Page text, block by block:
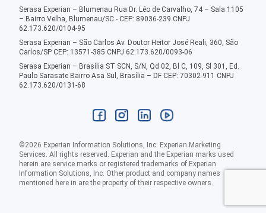
Serasa Experian – Blumenau Rua Dr. Léo de Carvalho, 74 – Sala 1105
– Bairro Velha, Blumenau/SC - CEP: 89036-239 CNPJ
62.173.620/0104-95
Serasa Experian – São Carlos Av. Doutor Heitor José Reali, 360, São
Carlos/SP CEP: 13571-385 CNPJ 62.173.620/0093-06
Serasa Experian – Brasília ST SCN, S/N, Qd 02, Bl C, 109, Sl 301, Ed.
Paulo Sarasate Bairro Asa Sul, Brasília – DF CEP: 70302-911 CNPJ
62.173.620/0131-68
©2026 Experian Information Solutions, Inc. Experian Marketing
Services. All rights reserved. Experian and the Experian marks used
herein are service marks or registered trademarks of Experian
Information Solutions, Inc. Other product and company names
mentioned here in are the property of their respective owners.